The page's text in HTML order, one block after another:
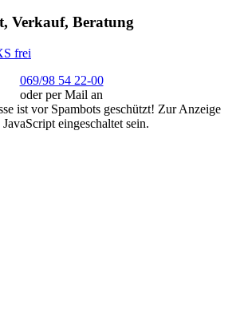
Verkauf, Beratung
069/98 54 22-00
oder per Mail an
ist vor Spambots geschützt! Zur Anzeige
JavaScript eingeschaltet sein.